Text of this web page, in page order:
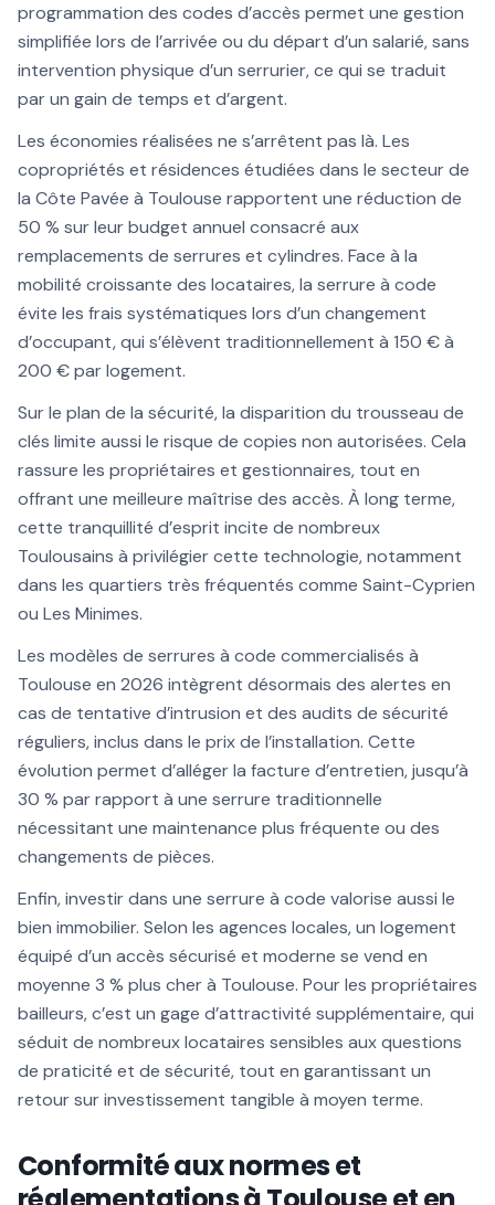
programmation des codes d’accès permet une gestion
simplifiée lors de l’arrivée ou du départ d’un salarié, sans
intervention physique d’un serrurier, ce qui se traduit
par un gain de temps et d’argent.
Les économies réalisées ne s’arrêtent pas là. Les
copropriétés et résidences étudiées dans le secteur de
la Côte Pavée à Toulouse rapportent une réduction de
50 % sur leur budget annuel consacré aux
remplacements de serrures et cylindres. Face à la
mobilité croissante des locataires, la serrure à code
évite les frais systématiques lors d’un changement
d’occupant, qui s’élèvent traditionnellement à 150 € à
200 € par logement.
Sur le plan de la sécurité, la disparition du trousseau de
clés limite aussi le risque de copies non autorisées. Cela
rassure les propriétaires et gestionnaires, tout en
offrant une meilleure maîtrise des accès. À long terme,
cette tranquillité d’esprit incite de nombreux
Toulousains à privilégier cette technologie, notamment
dans les quartiers très fréquentés comme Saint-Cyprien
ou Les Minimes.
Les modèles de serrures à code commercialisés à
Toulouse en 2026 intègrent désormais des alertes en
cas de tentative d’intrusion et des audits de sécurité
réguliers, inclus dans le prix de l’installation. Cette
évolution permet d’alléger la facture d’entretien, jusqu’à
30 % par rapport à une serrure traditionnelle
nécessitant une maintenance plus fréquente ou des
changements de pièces.
Enfin, investir dans une serrure à code valorise aussi le
bien immobilier. Selon les agences locales, un logement
équipé d’un accès sécurisé et moderne se vend en
moyenne 3 % plus cher à Toulouse. Pour les propriétaires
bailleurs, c’est un gage d’attractivité supplémentaire, qui
séduit de nombreux locataires sensibles aux questions
de praticité et de sécurité, tout en garantissant un
retour sur investissement tangible à moyen terme.
Conformité aux normes et